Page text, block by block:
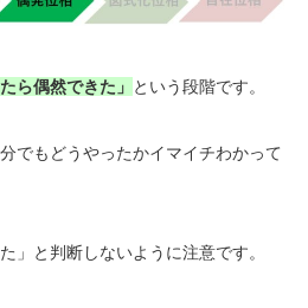
ら偶然できた」 という段階です。
でもどうやったかイマイチわかって
」と判断しないように注意です。